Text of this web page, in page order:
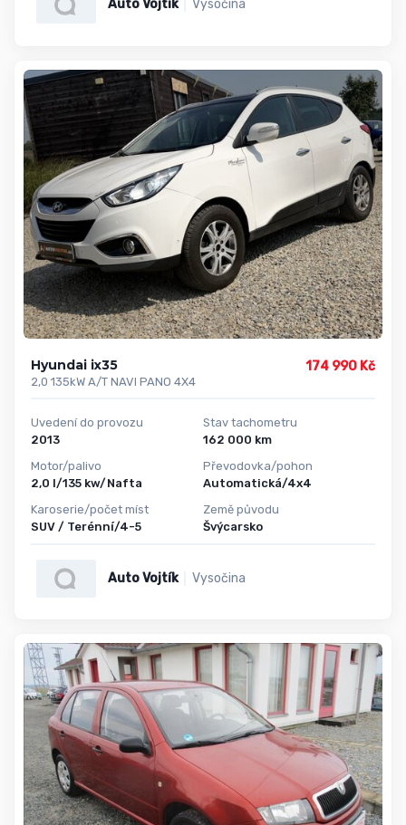
Auto Vojtík Vysočina
Hyundai ix35
2,0 135kW A/T NAVI PANO 4X4
174 990 Kč
Uvedení do provozu
2013
Motor/palivo
2,0 l/135 kw/Nafta
Karoserie/počet míst
SUV / Terénní/4-5
Stav tachometru
162 000 km
Převodovka/pohon
Automatická/4x4
Země původu
Švýcarsko
Auto Vojtík Vysočina